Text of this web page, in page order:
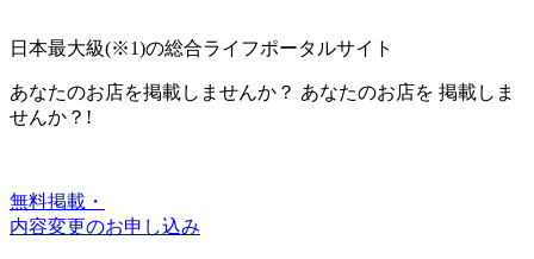
日本最大級(※1)の総合ライフポータルサイト
あなたのお店を掲載しませんか？ あなたのお店を 掲載しま
せんか？!
無料掲載・
内容変更のお申し込み